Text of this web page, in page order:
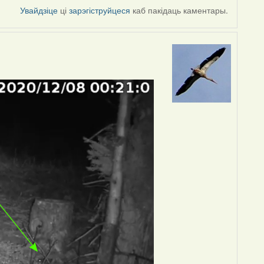
Увайдзіце цізарэгіструйцеся каб пакідаць каментары.